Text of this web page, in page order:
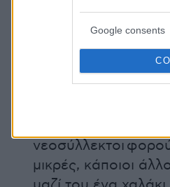
Google consents
νεοσύλλεκτοι
μικρές, κάποιοι